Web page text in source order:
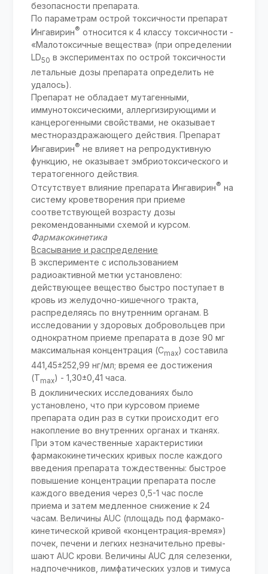
безопасности препарата.
По параметрам острой токсичности препарат
Ингавирин® относится к 4 классу токсичности -
«Малотоксичные вещества» (при определении
LD50 в экспериментах по острой токсичности
летальные дозы препарата определить не
удалось).
Препарат не обладает мутагенными,
иммунотоксическими, аллергизирующими и
канцерогенными свойствами, не оказывает
местнораздражающего действия. Препарат
Ингавирин® не влияет на репродуктивную
функцию, не оказывает эмбриотоксического и
тератогенного действия.
Отсутствует влияние препарата Ингавирин® на
систему кроветворения при приеме
соответствующей возрасту дозы
рекомендованными схемой и курсом.
Фармакокинетика
Всасывание и распределение
В эксперименте с использованием
радиоактивной метки установлено:
действующее вещество быстро поступает в
кровь из желудочно-кишечного тракта,
распределяясь по внутренним ор­ганам. В
исследовании у здоровых добровольцев при
однократном приеме препарата в дозе 90 мг
максимальная концентрация (Сmах) составила
441,45±252,99 нг/мл; время ее достижения
(Тmах) - 1,30±0,41 часа.
В доклинических исследованиях было
установлено, что при курсовом приеме
препарата один раз в сутки происходит его
накопление во внутренних органах и тканях.
При этом качествен­ные характеристики
фармакокинетических кривых после каждого
введения препарата тожде­ственны: быстрое
повышение концентрации препарата после
каждого введения через 0,5-1 час после
приема и затем медленное снижение к 24
часам. Величины AUC (площадь под фармако­
кинетической кривой «концентрация-время»)
почек, печени и легких незначительно превы­
шают AUC крови. Величины AUC для селезенки,
надпочечников, лимфатических узлов и ти­муса